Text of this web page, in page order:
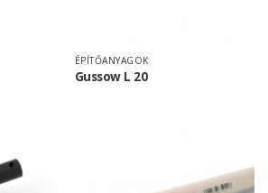
ÉPÍTŐANYAGOK
Gussow L 20